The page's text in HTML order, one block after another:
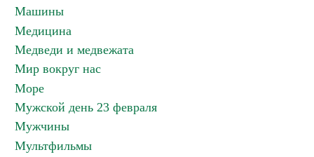
Машины
Медицина
Медведи и медвежата
Мир вокруг нас
Море
Мужской день 23 февраля
Мужчины
Мультфильмы